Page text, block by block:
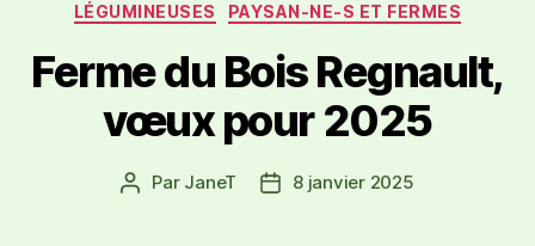
LÉGUMINEUSES PAYSAN-NE-S ET FERMES
Ferme du Bois Regnault,
vœux pour 2025
Par JaneT 8 janvier 2025